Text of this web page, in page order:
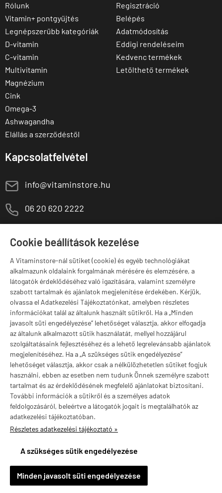
Cookie beállítások kezelése
A Vitaminstore-nál sütiket (cookie) és egyéb technológiákat
alkalmazunk oldalaink forgalmának mérésére és elemzésére, a
látogatók érdeklődéséhez való igazítására, valamint személyre
szabott tartalmak és ajánlatok megjelenítése érdekében. Kérjük,
olvassa el Adatkezelési Tájékoztatónkat, amelyben részletes
információkat talál az általunk használt sütikről. Ha a „Minden
javasolt süti engedélyezése” lehetőséget választja, akkor elfogadja
az általunk alkalmazott sütik használatát, mellyel hozzájárul
szolgáltatásaink fejlesztéséhez és a lehető legrelevánsabb ajánlatok
megjelenítéséhez. Ha a „A szükséges sütik engedélyezése”
lehetőséget választja, akkor csak a nélkülözhetetlen sütiket fogjuk
használni, ebben az esetben nem tudunk Önnek személyre szabott
tartalmat és az érdeklődésének megfelelő ajánlatokat biztosítani.
További információk a sütikről és a személyes adatok
feldolgozásáról, beleértve a látogatók jogait is megtalálhatók az
adatkezelési tájékoztatóban.
Részletes adatkezelési tájékoztató »
A szükséges sütik engedélyezése
Minden javasolt süti engedélyezése
Rólunk
Vitamin+ pontgyűjtés
Legnépszerűbb kategóriák
D-vitamin
C-vitamin
Multivitamin
Magnézium
Cink
Omega-3
Ashwagandha
Elállás a szerződéstől
Regisztráció
Belépés
Adatmódosítás
Eddigi rendeléseim
Kedvenc termékek
Letölthető termékek
Kapcsolatfelvétel
E info@vitaminstore.hu
M 06 20 620 2222
Szugló u. 83-85.
Márkák
Valuta választás
vitaminstore.hu -Vitaminstore / Gymstore Hungary
Emésztőenzim komplex, Now Super Enzymes, 90 tabletta
Részletek »